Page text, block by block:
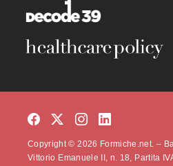
Copyright © 2026 Formiche.net. –
Vittorio Emanuele II, n. 18, Partita